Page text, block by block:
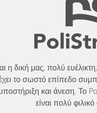
η δική μας, πολύ
το σωστό επίπεδο
και άνεση. Το
είναι πολύ